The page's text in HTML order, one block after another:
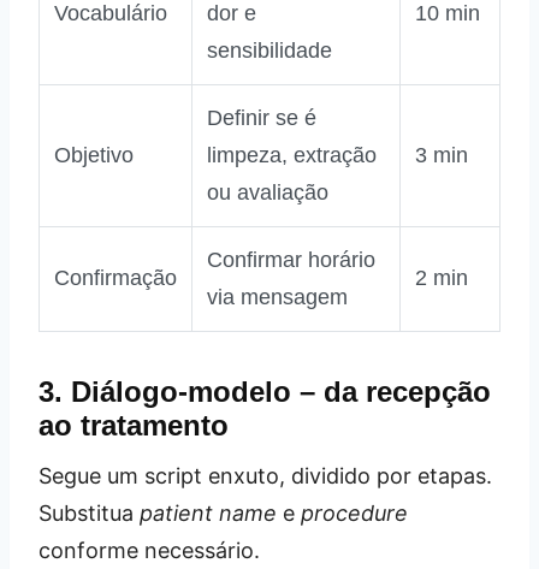
Vocabulário
dor e
sensibilidade
10 min
Objetivo
Definir se é
limpeza, extração
ou avaliação
3 min
Confirmação
Confirmar horário
via mensagem
2 min
3. Diálogo‑modelo – da recepção
ao tratamento
Segue um script enxuto, dividido por etapas.
Substitua patient name e procedure
conforme necessário.